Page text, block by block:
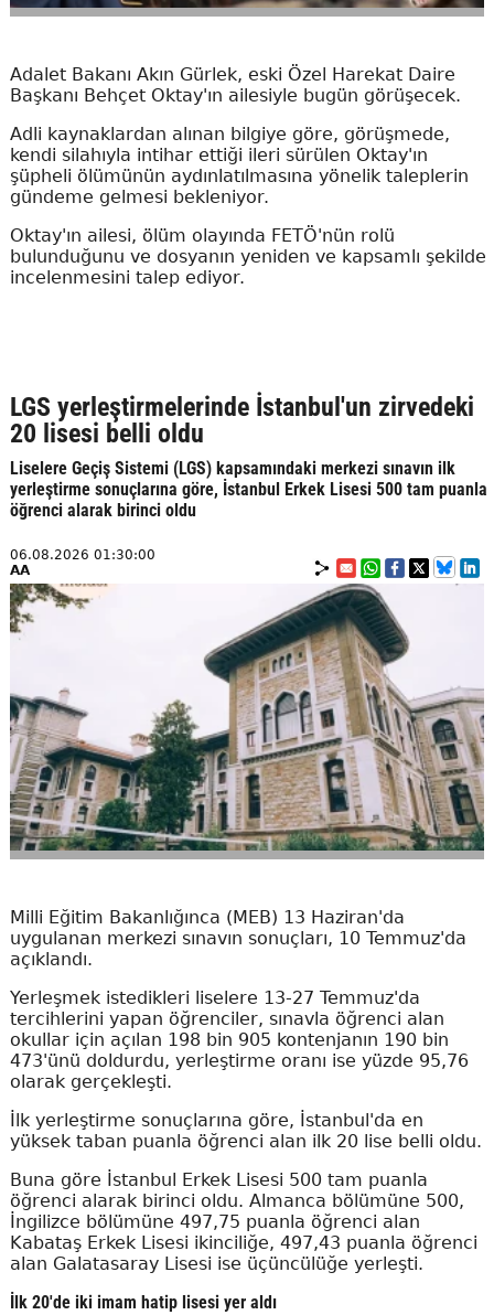
Adalet Bakanı Akın Gürlek, eski Özel Harekat Daire
Başkanı Behçet Oktay'ın ailesiyle bugün görüşecek.
Adli kaynaklardan alınan bilgiye göre, görüşmede,
kendi silahıyla intihar ettiği ileri sürülen Oktay'ın
şüpheli ölümünün aydınlatılmasına yönelik taleplerin
gündeme gelmesi bekleniyor.
Oktay'ın ailesi, ölüm olayında FETÖ'nün rolü
bulunduğunu ve dosyanın yeniden ve kapsamlı şekilde
incelenmesini talep ediyor.
LGS yerleştirmelerinde İstanbul'un zirvedeki
20 lisesi belli oldu
Liselere Geçiş Sistemi (LGS) kapsamındaki merkezi sınavın ilk
yerleştirme sonuçlarına göre, İstanbul Erkek Lisesi 500 tam puanla
öğrenci alarak birinci oldu
06.08.2026 01:30:00
AA
Milli Eğitim Bakanlığınca (MEB) 13 Haziran'da
uygulanan merkezi sınavın sonuçları, 10 Temmuz'da
açıklandı.
Yerleşmek istedikleri liselere 13-27 Temmuz'da
tercihlerini yapan öğrenciler, sınavla öğrenci alan
okullar için açılan 198 bin 905 kontenjanın 190 bin
473'ünü doldurdu, yerleştirme oranı ise yüzde 95,76
olarak gerçekleşti.
İlk yerleştirme sonuçlarına göre, İstanbul'da en
yüksek taban puanla öğrenci alan ilk 20 lise belli oldu.
Buna göre İstanbul Erkek Lisesi 500 tam puanla
öğrenci alarak birinci oldu. Almanca bölümüne 500,
İngilizce bölümüne 497,75 puanla öğrenci alan
Kabataş Erkek Lisesi ikinciliğe, 497,43 puanla öğrenci
alan Galatasaray Lisesi ise üçüncülüğe yerleşti.
İlk 20'de iki imam hatip lisesi yer aldı